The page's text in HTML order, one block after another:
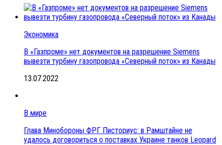
Экономика
В «Газпроме» нет документов на разрешение Siemens
вывезти турбину газопровода «Северный поток» из Канады
13.07.2022
В мире
Глава Минобороны ФРГ Писториус: в Рамштайне не
удалось договориться о поставках Украине танков Leopard